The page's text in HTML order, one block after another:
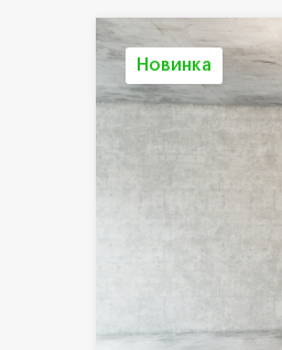
Новинка